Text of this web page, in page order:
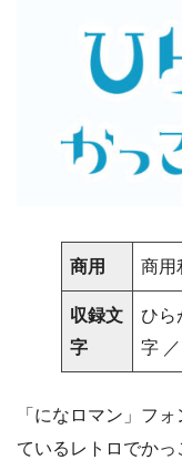
商用 商用
収録文
字
ひら
字
「になロマン」フ
ているレトロでかっ